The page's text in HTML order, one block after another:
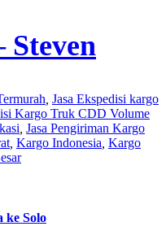
Steven
Jasa Ekspedisi kargo
Kargo Truk CDD Volume
Jasa Pengiriman Kargo
Kargo Indonesia Kargo
ke Solo